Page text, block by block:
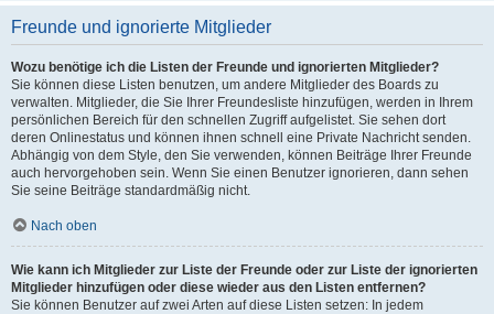
Freunde und ignorierte Mitglieder
Wozu benötige ich die Listen der Freunde und ignorierten Mitglieder?
Sie können diese Listen benutzen, um andere Mitglieder des Boards zu
verwalten. Mitglieder, die Sie Ihrer Freundesliste hinzufügen, werden in Ihrem
persönlichen Bereich für den schnellen Zugriff aufgelistet. Sie sehen dort
deren Onlinestatus und können ihnen schnell eine Private Nachricht senden.
Abhängig von dem Style, den Sie verwenden, können Beiträge Ihrer Freunde
auch hervorgehoben sein. Wenn Sie einen Benutzer ignorieren, dann sehen
Sie seine Beiträge standardmäßig nicht.
Nach oben
Wie kann ich Mitglieder zur Liste der Freunde oder zur Liste der ignorierten
Mitglieder hinzufügen oder diese wieder aus den Listen entfernen?
Sie können Benutzer auf zwei Arten auf diese Listen setzen: In jedem